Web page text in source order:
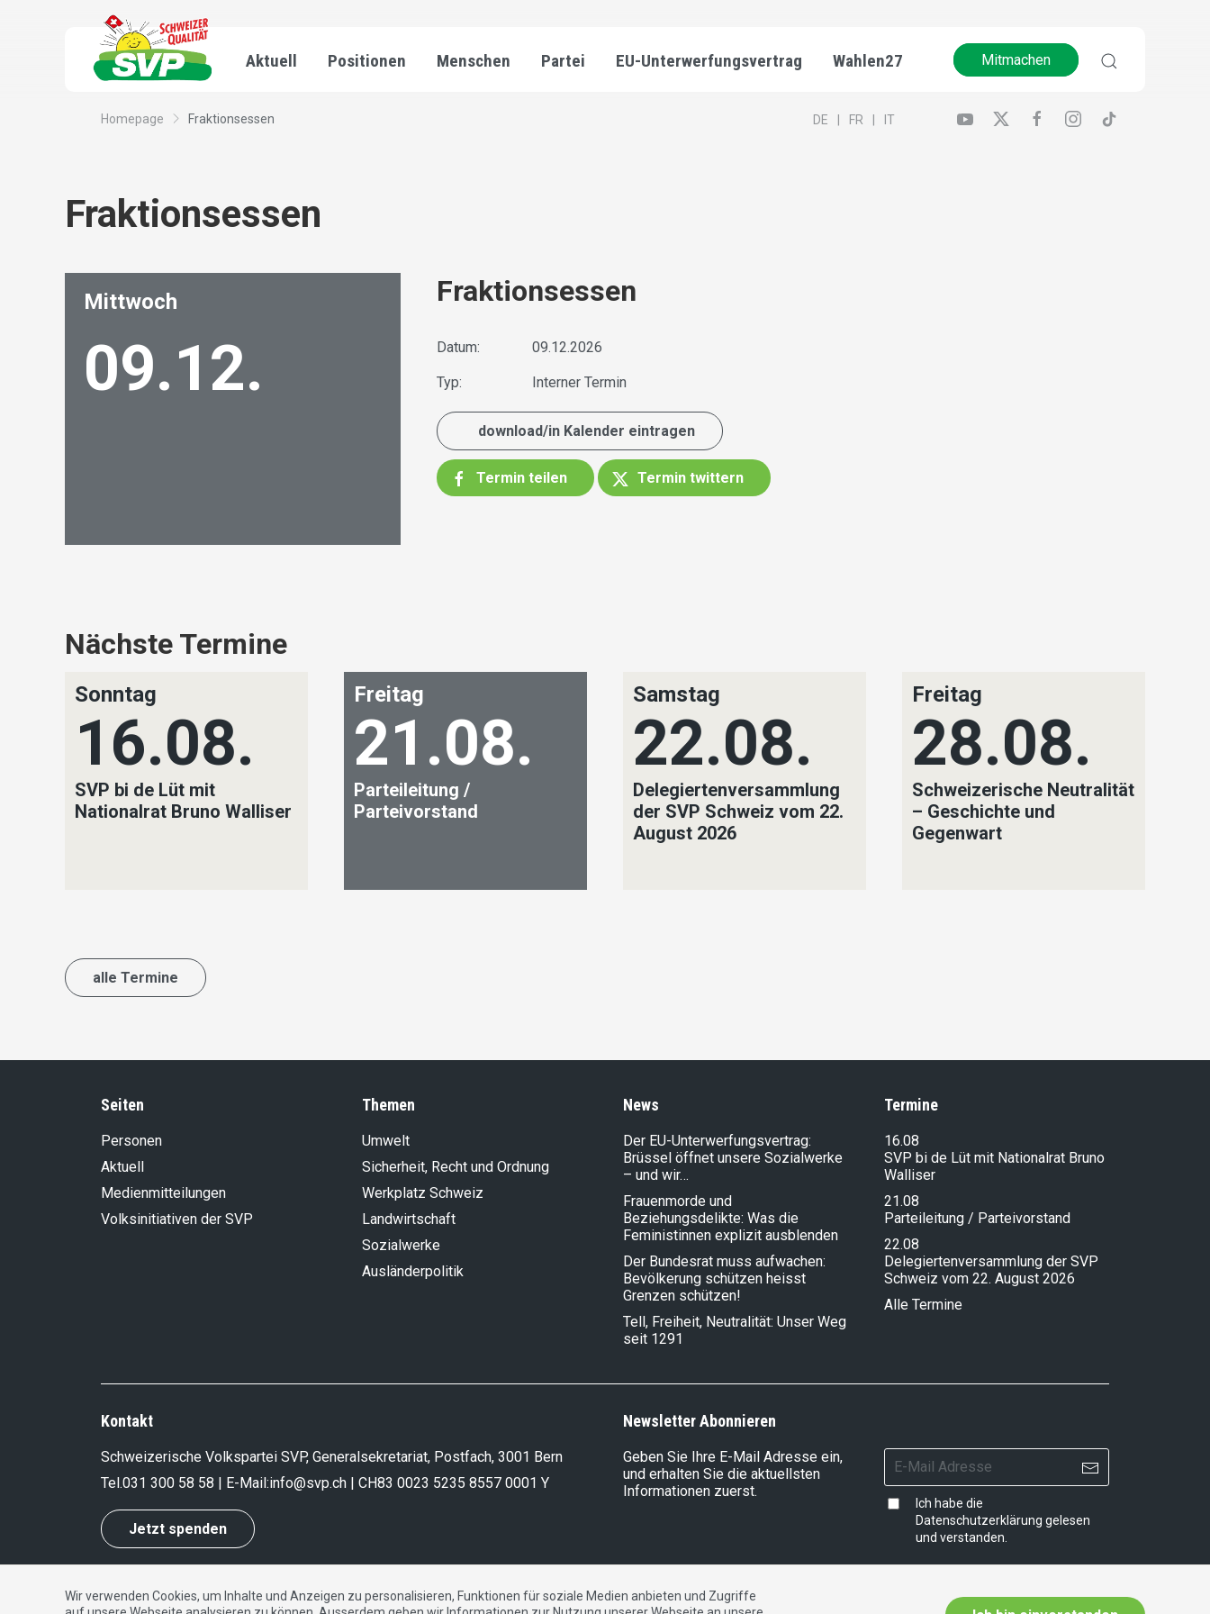
Aktuell Positionen Menschen Partei EU-Unterwerfungsvertrag Wahlen27 Mitmachen
Homepage Fraktionsessen DE FR IT
Fraktionsessen
Mittwoch
09.12.
Fraktionsessen
Datum: 09.12.2026
Typ: Interner Termin
download/in Kalender eintragen
Termin teilen Termin twittern
Nächste Termine
Sonntag
16.08.
SVP bi de Lüt mit
Nationalrat Bruno Walliser
Freitag
21.08.
Parteileitung /
Parteivorstand
Samstag
22.08.
Delegiertenversammlung
der SVP Schweiz vom 22.
August 2026
Freitag
28.08.
Schweizerische Neutralität
– Geschichte und
Gegenwart
alle Termine
Seiten
Personen
Aktuell
Medienmitteilungen
Volksinitiativen der SVP
Themen
Umwelt
Sicherheit, Recht und Ordnung
Werkplatz Schweiz
Landwirt­schaft
Sozialwerke
Ausländer­politik
News
Der EU-Unterwerfungsvertrag:
Brüssel öffnet unsere Sozialwerke
– und wir…
Frauenmorde und
Beziehungsdelikte: Was die
Feministinnen explizit ausblenden
Der Bundesrat muss aufwachen:
Bevölkerung schützen heisst
Grenzen schützen!
Tell, Freiheit, Neutralität: Unser Weg
seit 1291
Termine
16.08
SVP bi de Lüt mit Nationalrat Bruno
Walliser
21.08
Parteileitung / Parteivorstand
22.08
Delegiertenversammlung der SVP
Schweiz vom 22. August 2026
Alle Termine
Kontakt
Schweizerische Volkspartei SVP, Generalsekretariat, Postfach, 3001 Bern
Tel.031 300 58 58 | E-Mail:info@svp.ch | CH83 0023 5235 8557 0001 Y
Jetzt spenden
Newsletter Abonnieren
Geben Sie Ihre E-Mail Adresse ein,
und erhalten Sie die aktuellsten
Informationen zuerst.
Ich habe die
Datenschutzerklärung gelesen
und verstanden.
Wir verwenden Cookies, um Inhalte und Anzeigen zu personalisieren, Funktionen für soziale Medien anbieten und Zugriffe